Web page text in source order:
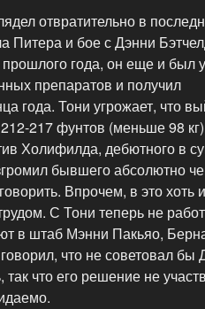
отвратительно в
Питера и бое с Дэнни
года, он еще и был
препаратов и получил
года. Тони угрожает, что
217 фунтов (меньше 98
Холифилда, дебютного в
бывшего абсолютно
Впрочем, в это хоть
С Тони теперь не
в штаб Мэнни Пакьяо,
что не советовал бы
что его решение не